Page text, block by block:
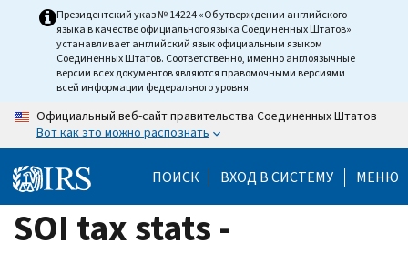
Президентский указ № 14224 «Об утверждении английского
языка в качестве официального языка Соединенных Штатов»
устанавливает английский язык официальным языком
Соединенных Штатов. Соответственно, именно англоязычные
версии всех документов являются правомочными версиями
всей информации федерального уровня.
Официальный веб-сайт правительства Соединенных Штатов
Вот как это можно распознать
ПОИСК ВХОД В СИСТЕМУ МЕНЮ
SOI tax stats -